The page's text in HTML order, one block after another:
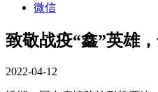
微信
致敬战疫“鑫”英雄
2022-04-12